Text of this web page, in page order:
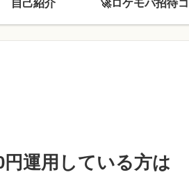
自己紹介 🚀ロケモバ招待
運用している方は